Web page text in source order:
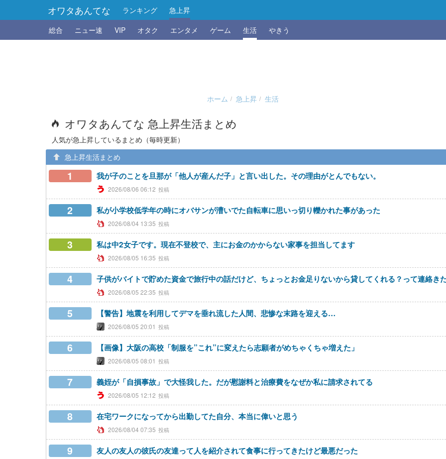
オワタあんてな ランキング
急上昇
総合
ニュー速 VIP オタク エンタメ ゲーム 生活 やきう
ホーム 急上昇 生活
オワタあんてな 急上昇生活まとめ
人気が急上昇しているまとめ（毎時更新）
急上昇生活まとめ
1 我が子のことを旦那が「他人が産んだ子」と言い出した。その理由がとんでもない。
2026/08/06 06:12
2 私が小学校低学年の時にオバサンが漕いでた自転車に思いっ切り轢かれた事があった
2026/08/04 13:35
3 私は中2女子です。現在不登校で、主にお金のかからない家事を担当してます
2026/08/05 16:35
4 子供がバイトで貯めた資金で旅行中の話だけど、ちょっとお金足りないから貸してくれる？って連絡き
2026/08/05 22:35
5 【警告】地震を利用してデマを垂れ流した人間、悲惨な末路を迎える…
2026/08/05 20:01
6 【画像】大阪の高校「制服を”これ”に変えたら志願者がめちゃくちゃ増えた」
2026/08/05 08:01
7 義姪が「自損事故」で大怪我した。だが慰謝料と治療費をなぜか私に請求されてる
2026/08/05 12:12
8 在宅ワークになってから出勤してた自分、本当に偉いと思う
2026/08/04 07:35
9 友人の友人の彼氏の友達って人を紹介されて食事に行ってきたけど最悪だった